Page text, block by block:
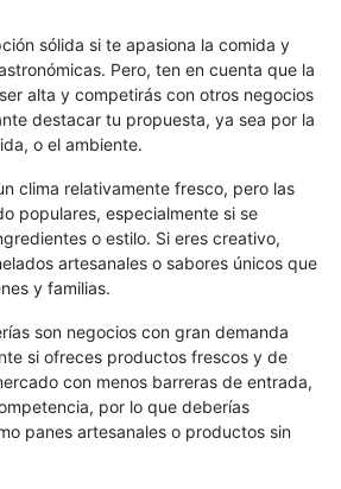
sólida si te apasiona la comida y
Pero, ten en cuenta que la
alta y competirás con otros negocios
destacar tu propuesta, ya sea por la
o el ambiente.
clima relativamente fresco, pero las
populares, especialmente si se
o estilo. Si eres creativo,
artesanales o sabores únicos que
y familias.
son negocios con gran demanda
si ofreces productos frescos y de
con menos barreras de entrada,
por lo que deberías
panes artesanales o productos sin